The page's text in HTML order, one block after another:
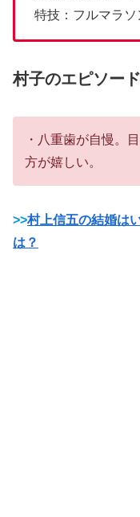
特技：フルマラソ
村子のエピソード
・八重歯が自慢。
方が嬉しい。
>>村上信五の結婚は
は？